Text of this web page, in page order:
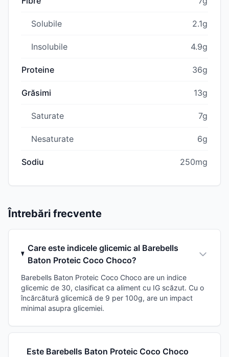
Solubile 2.1g
Insolubile 4.9g
Proteine 36g
Grăsimi 13g
Saturate 7g
Nesaturate 6g
Sodiu 250mg
Întrebări frecvente
Care este indicele glicemic al Barebells
Baton Proteic Coco Choco?
Barebells Baton Proteic Coco Choco are un indice
glicemic de 30, clasificat ca aliment cu IG scăzut. Cu o
încărcătură glicemică de 9 per 100g, are un impact
minimal asupra glicemiei.
Este Barebells Baton Proteic Coco Choco